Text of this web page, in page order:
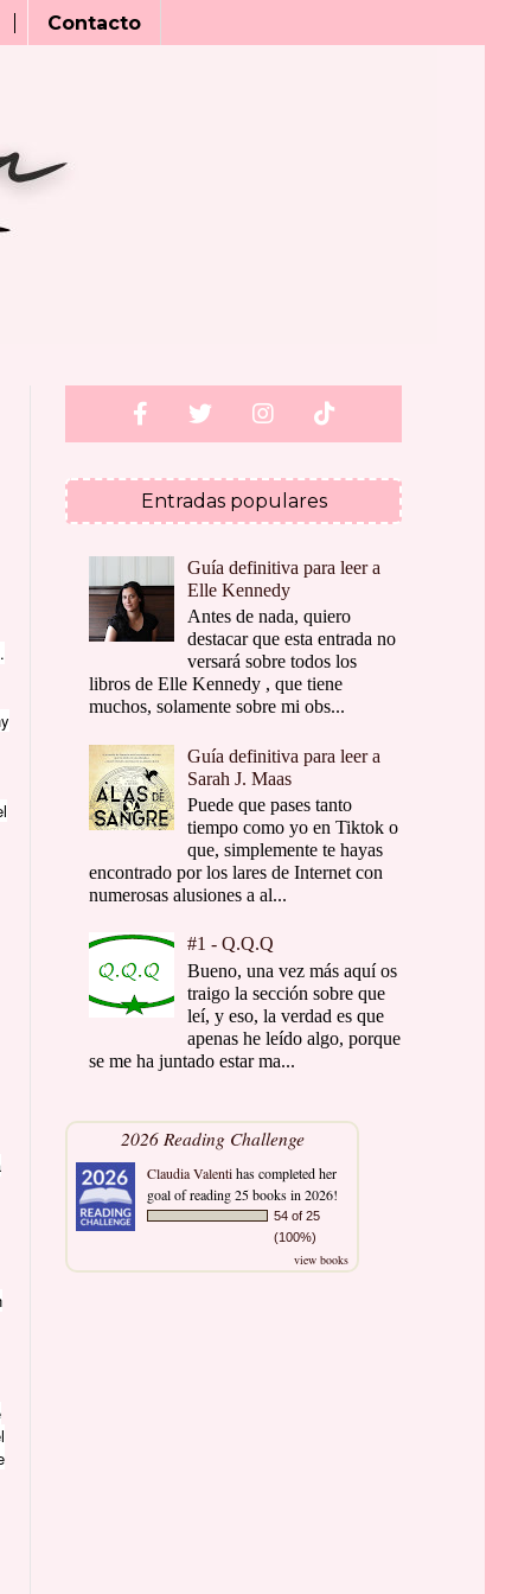
Contacto
Entradas populares
Guía definitiva para leer a
Elle Kennedy
Antes de nada, quiero
destacar que esta entrada no
versará sobre todos los
libros de Elle Kennedy , que tiene
muchos, solamente sobre mi obs...
Guía definitiva para leer a
Sarah J. Maas
Puede que pases tanto
tiempo como yo en Tiktok o
que, simplemente te hayas
encontrado por los lares de Internet con
numerosas alusiones a al...
#1 - Q.Q.Q
Bueno, una vez más aquí os
traigo la sección sobre que
leí, y eso, la verdad es que
apenas he leído algo, porque
se me ha juntado estar ma...
2026 Reading Challenge
Claudia Valentihas completed her
goal of reading 25 books in 2026!
54 of 25
(100%)
view books